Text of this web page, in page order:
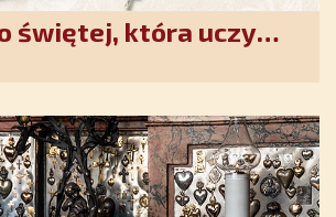
świętej, która uczy
się Bogu.
wieku